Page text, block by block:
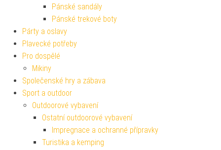
Pánské sandály
Pánské trekové boty
Párty a oslavy
Plavecké potřeby
Pro dospělé
Mikiny
Společenské hry a zábava
Sport a outdoor
Outdoorové vybavení
Ostatní outdoorové vybavení
Impregnace a ochranné přípravky
Turistika a kemping